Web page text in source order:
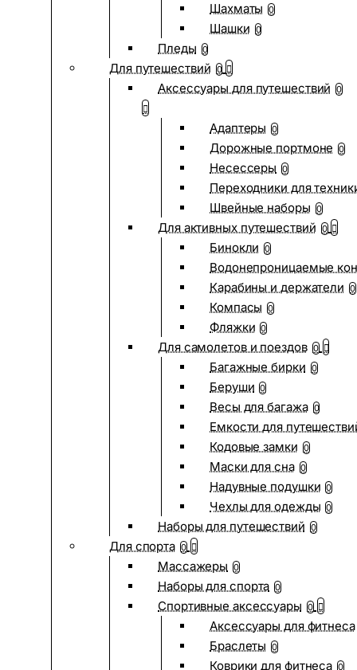
Шахматы 0
Шашки 0
Пледы 0
Для путешествий 0
Аксессуары для путешествий 0
Адаптеры 0
Дорожные портмоне 0
Несессеры 0
Переходники для
Швейные наборы 0
Для активных путешествий 0
Бинокли 0
Водонепроницаемые
Карабины и держатели 0
Компасы 0
Фляжки 0
Для самолетов и поездов 0
Багажные бирки 0
Беруши 0
Весы для багажа 0
Емкости для
Кодовые замки 0
Маски для сна 0
Надувные подушки 0
Чехлы для одежды 0
Наборы для путешествий 0
Для спорта 0
Массажеры 0
Наборы для спорта 0
Спортивные аксессуары 0
Аксессуары для фитнеса
Браслеты 0
Коврики для фитнеса 0